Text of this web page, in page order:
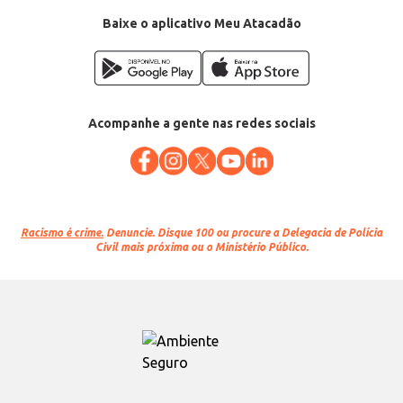
Baixe o aplicativo Meu Atacadão
Acompanhe a gente nas redes sociais
Racismo é crime. Denuncie. Disque 100 ou procure a Delegacia de Polícia
Civil mais próxima ou o Ministério Público.